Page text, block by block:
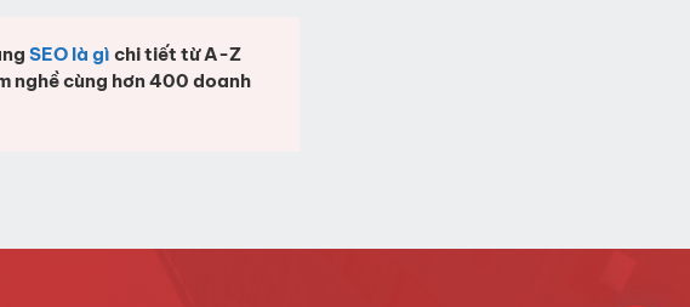
SEO là gì chi tiết từ A-Z
nghề cùng hơn 400 doanh